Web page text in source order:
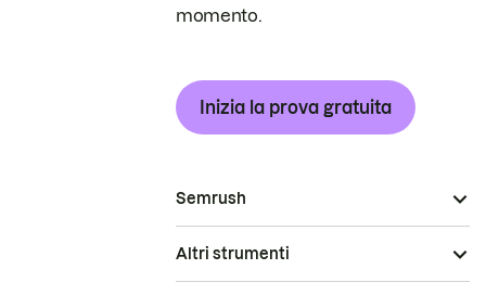
momento.
Inizia la prova gratuita
Semrush
Altri strumenti